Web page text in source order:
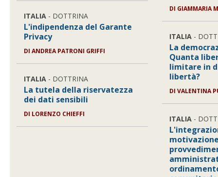
ITALIA - DOTTRINA
L'indipendenza del Garante
Privacy
DIANDREA PATRONI GRIFFI
ITALIA - DOTTRINA
La tutela della riservatezza
dei dati sensibili
DI LORENZO CHIEFFI
DI GIAMMARIA
ITALIA -
La
Quanta
limitare in
libertà?
DIVALENTINA
ITALIA -